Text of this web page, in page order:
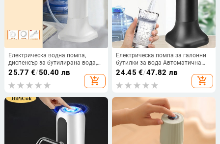
Електрическа водна помпа,
диспенсър за бутилирана вода,
настолен диспенсър за вода,
помпа за битова минерална
вода, устройство за засмукване
електронна търговия
25.77 €/50.40 лв
add_shopping_cart
Електрическа помпа за галонни
бутилки за вода Автоматична
помпа за диспенсър за вода 19
литра Smart Touch Control
Настолна водна помпа USB
24.45 €/47.82 лв
add_shopping_cart